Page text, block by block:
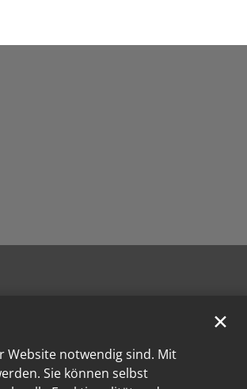
Website notwendig sind. Mit
Sie können selbst
✕